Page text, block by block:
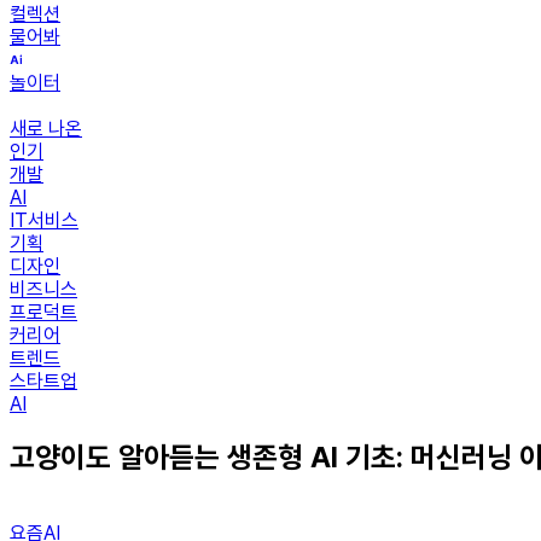
컬렉션
물어봐
놀이터
새로 나온
인기
개발
AI
IT서비스
기획
디자인
비즈니스
프로덕트
커리어
트렌드
스타트업
AI
고양이도 알아듣는 생존형 AI 기초: 머신러닝
요즘AI